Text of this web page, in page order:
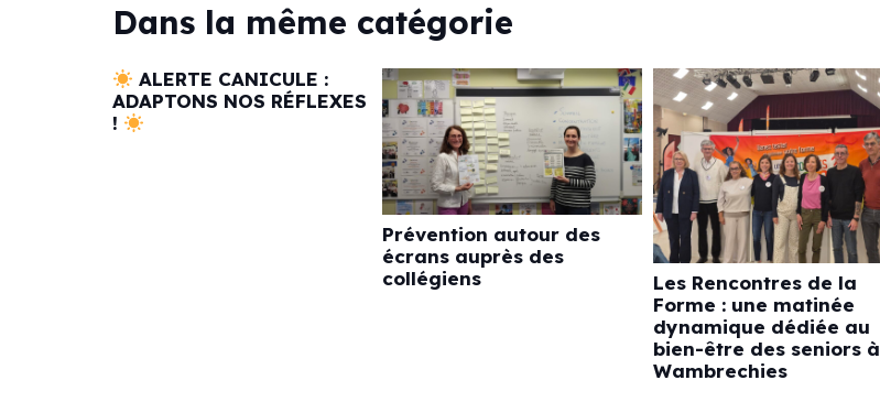
Dans la même catégorie
ALERTE CANICULE :
ADAPTONS NOS RÉFLEXES
!
Prévention autour des
écrans auprès des
collégiens
Les Rencontres de la
Forme : une matinée
dynamique dédiée au
bien-être des seniors à
Wambrechies